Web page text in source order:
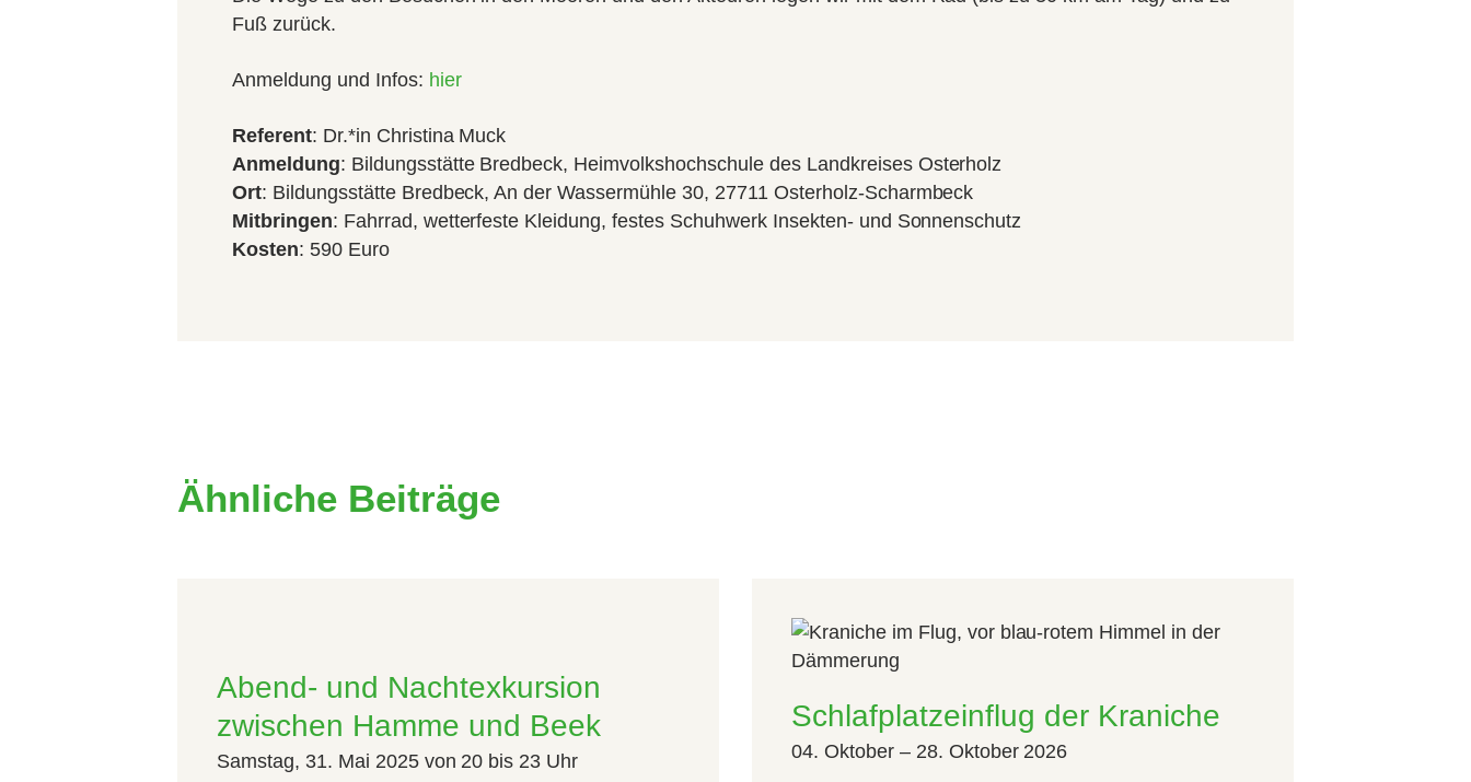
Fuß zurück.
Anmeldung und Infos: hier
Referent: Dr.*in Christina Muck
Anmeldung: Bildungsstätte Bredbeck, Heimvolkshochschule des Landkreises Osterholz
Ort: Bildungsstätte Bredbeck, An der Wassermühle 30, 27711 Osterholz-Scharmbeck
Mitbringen: Fahrrad, wetterfeste Kleidung, festes Schuhwerk Insekten- und Sonnenschutz
Kosten: 590 Euro
Ähnliche Beiträge
Abend- und Nachtexkursion
zwischen Hamme und Beek
Samstag, 31. Mai 2025 von 20 bis 23 Uhr
Schlafplatzeinflug der Kraniche
04. Oktober – 28. Oktober 2026